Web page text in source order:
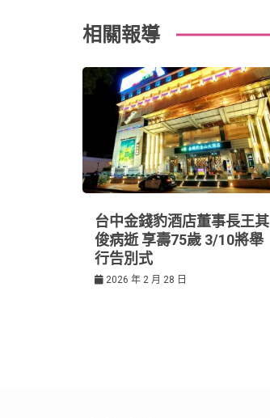
o
k
t
導
覽
相關報導
台中金錢豹酒店董事長王其
俊病逝 享壽75歲 3/10將舉
行告別式
2026 年 2 月 28 日